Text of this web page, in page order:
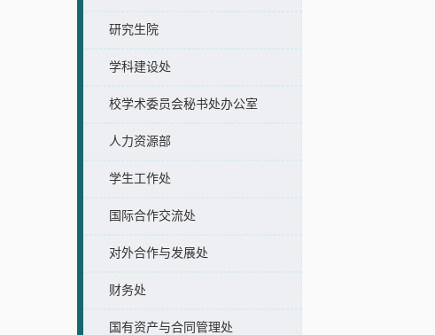
研究生院
学科建设处
校学术委员会秘书处办公室
人力资源部
学生工作处
国际合作交流处
对外合作与发展处
财务处
国有资产与合同管理处